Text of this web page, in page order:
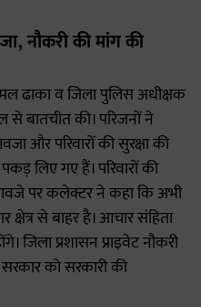
नौकरी की मांग की
ढाका व जिला पुलिस अधीक्षक
से बातचीत की। परिजनों ने
और परिवारों की सुरक्षा की
लिए गए हैं। परिवारों की
पर कलेक्टर ने कहा कि अभी
से बाहर है। आचार संहिता
जिला प्रशासन प्राइवेट नौकरी
को सरकारी की